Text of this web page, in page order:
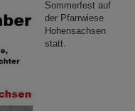
Sommerfest auf
der Pfarrwiese
Hohensachsen
statt.